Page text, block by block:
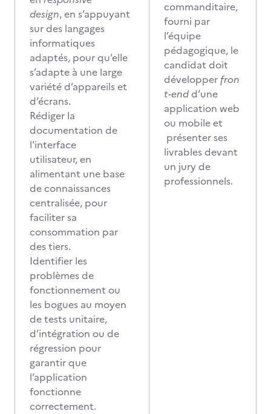
design, en s’appuyant
sur des langages
informatiques
adaptés, pour qu’elle
s’adapte à une large
variété d’appareils et
d’écrans.
Rédiger la
documentation de
l'interface
utilisateur, en
alimentant une base
de connaissances
centralisée, pour
faciliter sa
consommation par
des tiers.
Identifier les
problèmes de
fonctionnement ou
les bogues au moyen
de tests unitaire,
d’intégration ou de
régression pour
garantir que
l’application
fonctionne
correctement.
commanditaire,
fourni par
l’équipe
pédagogique, le
candidat doit
développer fron
t-endd’une
application web
ou mobile et
présenter ses
livrables devant
un jury de
professionnels.